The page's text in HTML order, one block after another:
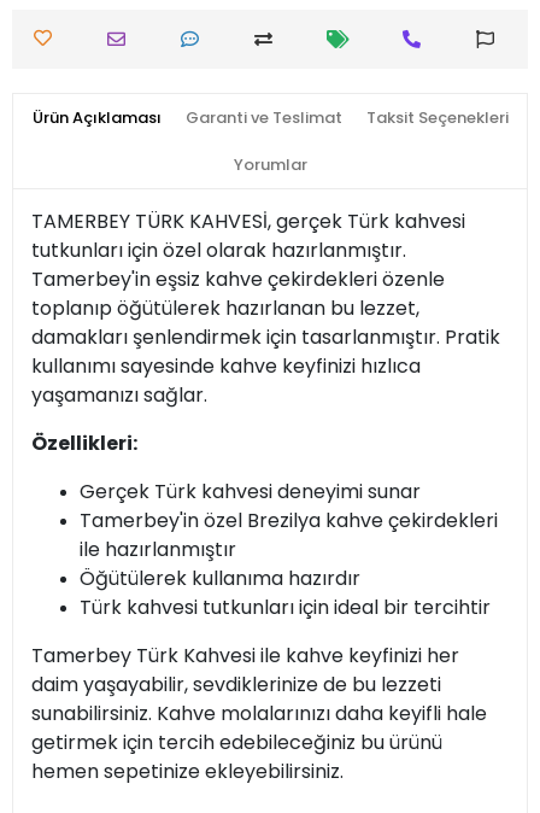
Ürün Açıklaması Garanti ve Teslimat Taksit Seçenekleri
Yorumlar
TAMERBEY TÜRK KAHVESİ, gerçek Türk kahvesi
tutkunları için özel olarak hazırlanmıştır.
Tamerbey'in eşsiz kahve çekirdekleri özenle
toplanıp öğütülerek hazırlanan bu lezzet,
damakları şenlendirmek için tasarlanmıştır. Pratik
kullanımı sayesinde kahve keyfinizi hızlıca
yaşamanızı sağlar.
Özellikleri:
Gerçek Türk kahvesi deneyimi sunar
Tamerbey'in özel Brezilya kahve çekirdekleri
ile hazırlanmıştır
Öğütülerek kullanıma hazırdır
Türk kahvesi tutkunları için ideal bir tercihtir
Tamerbey Türk Kahvesi ile kahve keyfinizi her
daim yaşayabilir, sevdiklerinize de bu lezzeti
sunabilirsiniz. Kahve molalarınızı daha keyifli hale
getirmek için tercih edebileceğiniz bu ürünü
hemen sepetinize ekleyebilirsiniz.